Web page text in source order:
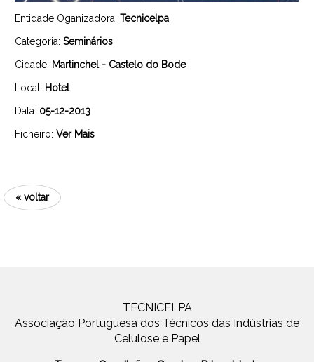
Entidade Oganizadora: Tecnicelpa
Categoria: Seminários
Cidade: Martinchel - Castelo do Bode
Local: Hotel
Data: 05-12-2013
Ficheiro: Ver Mais
« voltar
TECNICELPA
Associação Portuguesa dos Técnicos das Indústrias de
Celulose e Papel